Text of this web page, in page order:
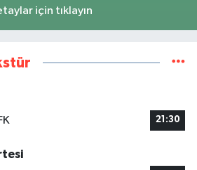
için tıklayın
21:30